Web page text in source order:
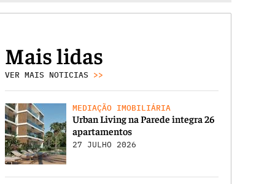
Mais lidas
VER MAIS NOTICIAS >>
MEDIAÇÃO IMOBILIÁRIA
Urban Living na Parede integra 26
apartamentos
27 JULHO 2026